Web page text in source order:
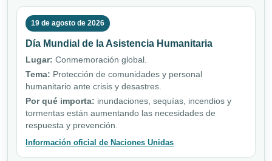
19 de agosto de 2026
Día Mundial de la Asistencia Humanitaria
Lugar: Conmemoración global.
Tema: Protección de comunidades y personal
humanitario ante crisis y desastres.
Por qué importa: inundaciones, sequías, incendios y
tormentas están aumentando las necesidades de
respuesta y prevención.
Información oficial de Naciones Unidas